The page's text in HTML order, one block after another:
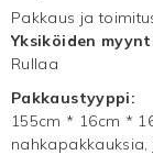
Pakkaus ja
Yksiköiden
Rullaa
Pakkaustyyppi:
155cm * 16cm *